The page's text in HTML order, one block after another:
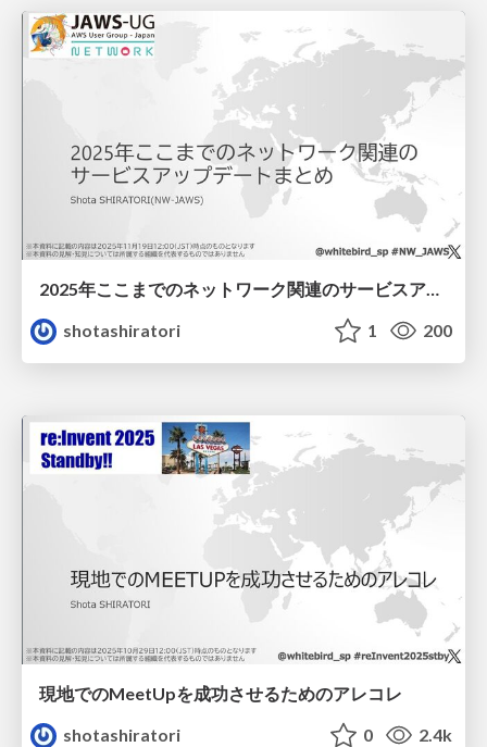
2025年ここまでのネットワーク関連のサービスアップデートまとめ
shotashiratori
1 200
現地でのMeetUpを成功させるためのアレコレ
shotashiratori
0 2.4k